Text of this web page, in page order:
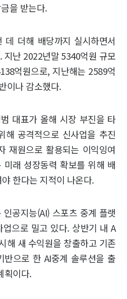
을 받는다.
더해 배당까지 실시하면서
지난 2022년말 5340억원 규모
억원으로, 지난해는 2589억
이나 감소했다.
대표가 올해 시장 부진을 타
해 공격적으로 신사업을 추진
재원으로 활용되는 이익잉여
래 성장동력 확보를 위해 배
한다는 지적이 나온다.
공지능(AI) 스포츠 중계 플랫
으로 밀고 있다. 상반기 내 A
해 새 수익원을 창출하고 기존
으로 한 AI중계 솔루션을 출
획이다.